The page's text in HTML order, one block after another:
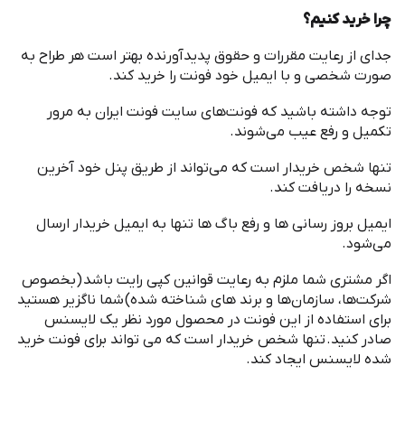
چرا خرید کنیم؟
جدای از رعایت مقررات و حقوق پدیدآورنده بهتر است هر طراح به
صورت شخصی و با ایمیل خود فونت را خرید کند.
توجه داشته باشید که فونتهای سایت فونت ایران به مرور
تکمیل و رفع عیب میشوند.
تنها شخص خریدار است که میتواند از طریق پنل خود آخرین
نسخه را دریافت کند.
ایمیل بروز رسانی ها و رفع باگ ها تنها به ایمیل خریدار ارسال
میشود.
اگر مشتری شما ملزم به رعایت قوانین کپی رایت باشد(بخصوص
شرکتها، سازمانها و برند های شناخته شده)شما ناگزیر هستید
برای استفاده از این فونت در محصول مورد نظر یک لایسنس
صادر کنید.تنها شخص خریدار است که می تواند برای فونت خرید
شده لایسنس ایجاد کند.